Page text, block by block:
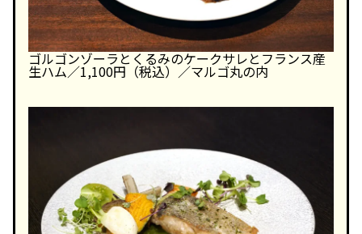
ゴルゴンゾーラとくるみのケークサレとフランス産
生ハム／1,100円（税込）／マルゴ丸の内